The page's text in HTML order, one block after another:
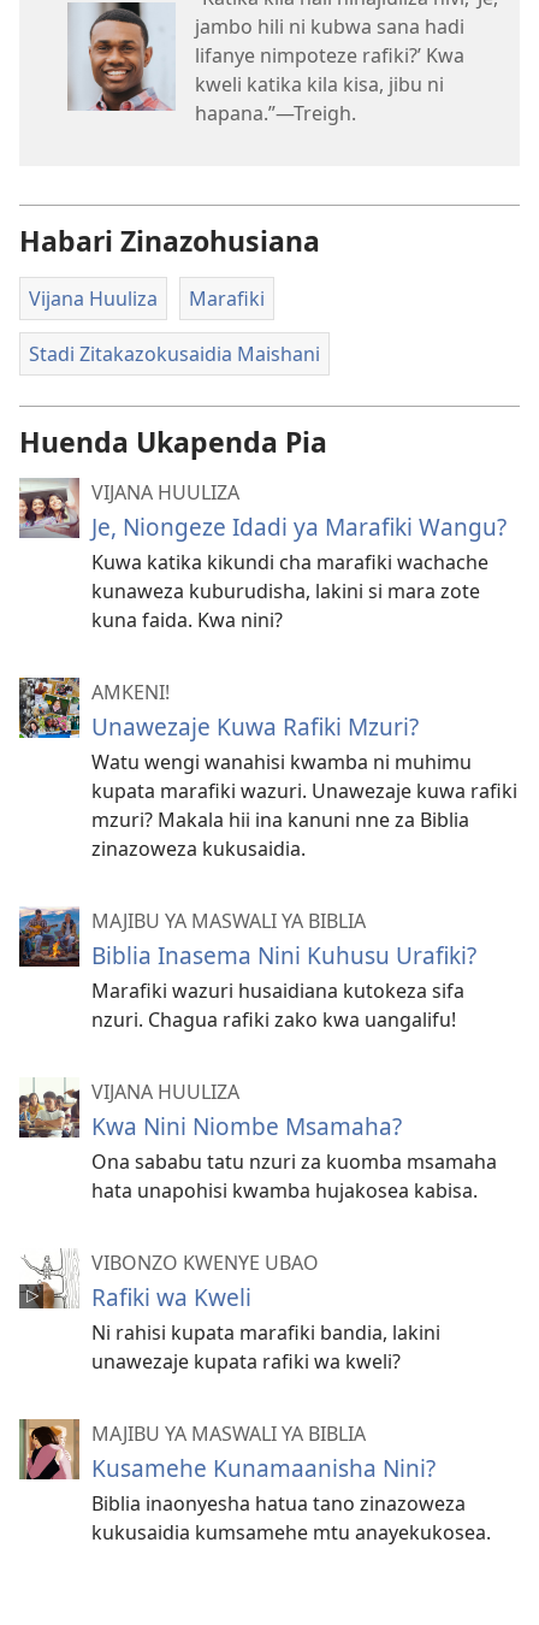
jambo hili ni kubwa sana hadi
lifanye nimpoteze rafiki?’ Kwa
kweli katika kila kisa, jibu ni
hapana.”​—Treigh.
Habari Zinazohusiana
Vijana Huuliza Marafiki
Stadi Zitakazokusaidia Maishani
Huenda Ukapenda Pia
VIJANA HUULIZA
Je, Niongeze Idadi ya Marafiki Wangu?
Kuwa katika kikundi cha marafiki wachache
kunaweza kuburudisha, lakini si mara zote
kuna faida. Kwa nini?
AMKENI!
Unawezaje Kuwa Rafiki Mzuri?
Watu wengi wanahisi kwamba ni muhimu
kupata marafiki wazuri. Unawezaje kuwa rafiki
mzuri? Makala hii ina kanuni nne za Biblia
zinazoweza kukusaidia.
MAJIBU YA MASWALI YA BIBLIA
Biblia Inasema Nini Kuhusu Urafiki?
Marafiki wazuri husaidiana kutokeza sifa
nzuri. Chagua rafiki zako kwa uangalifu!
VIJANA HUULIZA
Kwa Nini Niombe Msamaha?
Ona sababu tatu nzuri za kuomba msamaha
hata unapohisi kwamba hujakosea kabisa.
VIBONZO KWENYE UBAO
Rafiki wa Kweli
Ni rahisi kupata marafiki bandia, lakini
unawezaje kupata rafiki wa kweli?
MAJIBU YA MASWALI YA BIBLIA
Kusamehe Kunamaanisha Nini?
Biblia inaonyesha hatua tano zinazoweza
kukusaidia kumsamehe mtu anayekukosea.